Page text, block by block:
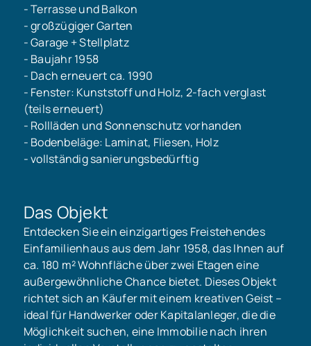
- Terrasse und Balkon
- großzügiger Garten
- Garage + Stellplatz
- Baujahr 1958
- Dach erneuert ca. 1990
- Fenster: Kunststoff und Holz, 2-fach verglast
(teils erneuert)
- Rollläden und Sonnenschutz vorhanden
- Bodenbeläge: Laminat, Fliesen, Holz
- vollständig sanierungsbedürftig
Das Objekt
Entdecken Sie ein einzigartiges Freistehendes
Einfamilienhaus aus dem Jahr 1958, das Ihnen auf
ca. 180 m² Wohnfläche über zwei Etagen eine
außergewöhnliche Chance bietet. Dieses Objekt
richtet sich an Käufer mit einem kreativen Geist –
ideal für Handwerker oder Kapitalanleger, die die
Möglichkeit suchen, eine Immobilie nach ihren